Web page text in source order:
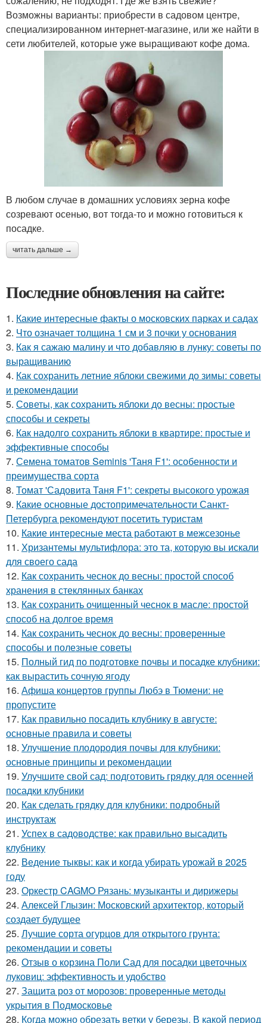
Возможны варианты: приобрести в садовом центре,
специализированном интернет-магазине, или же найти в
сети любителей, которые уже выращивают кофе дома.
В любом случае в домашних условиях зерна кофе
созревают осенью, вот тогда-то и можно готовиться к
посадке.
читать дальше →
Последние обновления на сайте:
1. Какие интересные факты о московских парках и садах
2. Что означает толщина 1 см и 3 почки у основания
3. Как я сажаю малину и что добавляю в лунку: советы по
выращиванию
4. Как сохранить летние яблоки свежими до зимы: советы
и рекомендации
5. Советы, как сохранить яблоки до весны: простые
способы и секреты
6. Как надолго сохранить яблоки в квартире: простые и
эффективные способы
7. Семена томатов Seminis 'Таня F1': особенности и
преимущества сорта
8. Томат 'Садовита Таня F1': секреты высокого урожая
9. Какие основные достопримечательности Санкт-
Петербурга рекомендуют посетить туристам
10. Какие интересные места работают в межсезонье
11. Хризантемы мультифлора: это та, которую вы искали
для своего сада
12. Как сохранить чеснок до весны: простой способ
хранения в стеклянных банках
13. Как сохранить очищенный чеснок в масле: простой
способ на долгое время
14. Как сохранить чеснок до весны: проверенные
способы и полезные советы
15. Полный гид по подготовке почвы и посадке клубники:
как вырастить сочную ягоду
16. Афиша концертов группы Любэ в Тюмени: не
пропустите
17. Как правильно посадить клубнику в августе:
основные правила и советы
18. Улучшение плодородия почвы для клубники:
основные принципы и рекомендации
19. Улучшите свой сад: подготовить грядку для осенней
посадки клубники
20. Как сделать грядку для клубники: подробный
инструктаж
21. Успех в садоводстве: как правильно высадить
клубнику
22. Ведение тыквы: как и когда убирать урожай в 2025
году
23. Оркестр CAGMO Рязань: музыканты и дирижеры
24. Алексей Глызин: Московский архитектор, который
создает будущее
25. Лучшие сорта огурцов для открытого грунта:
рекомендации и советы
26. Отзыв о корзина Поли Сад для посадки цветочных
луковиц: эффективность и удобство
27. Защита роз от морозов: проверенные методы
укрытия в Подмосковье
28. Когда можно обрезать ветки у березы. В какой период